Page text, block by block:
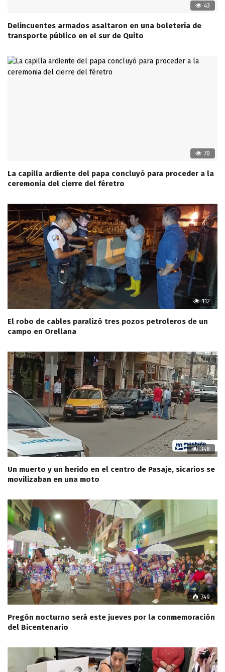
43
Delincuentes armados asaltaron en una boletería de
transporte público en el sur de Quito
70
La capilla ardiente del papa concluyó para proceder a la
ceremonia del cierre del féretro
112
El robo de cables paralizó tres pozos petroleros de un
campo en Orellana
348
Un muerto y un herido en el centro de Pasaje, sicarios se
movilizaban en una moto
749
Pregón nocturno será este jueves por la conmemoración
del Bicentenario